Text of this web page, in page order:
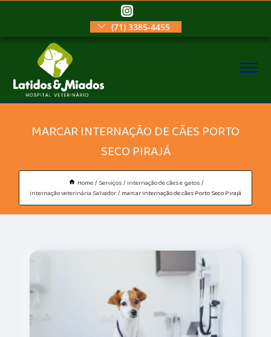
(71) 3385-4455
MARCAR INTERNAÇÃO DE CÃES PORTO
SECO PIRAJÁ
Home Serviços
internação de cães e gatos
internação veterinária Salvador marcar internação de cães Porto Seco Pirajá